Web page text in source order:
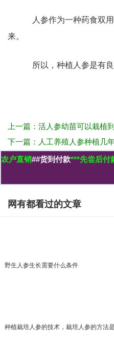
人参作为一种药食双
来。
所以，种植人参是有良
上一篇： 活人参幼苗可以栽植
下一篇： 人工养殖人参种植几
农户直销##货到付款***先尝后付
网有都看过的文章
野生人参生长需要什么条件
种植栽培人参的技术，栽培人参的方法